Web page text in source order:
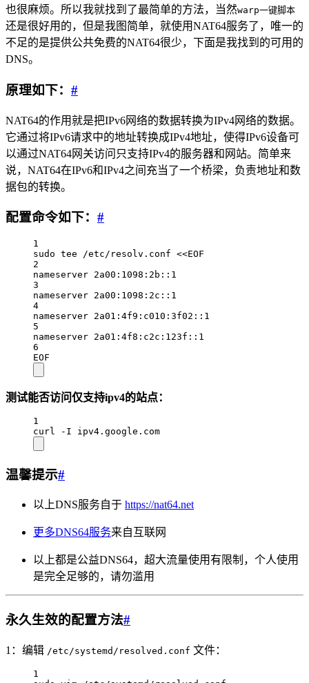
也很麻烦。所以我就找到了最简单的方法，当然warp一键脚本
还是很好用的，但是我图简单，就使用NAT64服务了，唯一的
不足的是提供公共免费的NAT64很少，下面是我找到的可用的
DNS。
原理如下： #
NAT64的作用就是把IPv6网络的数据转换为IPv4网络的数据。
它通过将IPv6请求中的地址转换成IPv4地址，使得IPv6设备可
以通过NAT64网关访问只支持IPv4的服务器和网站。简单来
说，NAT64在IPv6和IPv4之间充当了一个桥梁，负责地址和数
据包的转换。
配置命令如下： #
1
sudo tee /etc/resolv.conf <<EOF
2
nameserver 2a00:1098:2b::1
3
nameserver 2a00:1098:2c::1
4
nameserver 2a01:4f9:c010:3f02::1
5
nameserver 2a01:4f8:c2c:123f::1
6
EOF
测试能否访问仅支持ipv4的站点：
1
curl -I ipv4.google.com
温馨提示#
以上DNS服务自于 https://nat64.net
更多DNS64服务来自互联网
以上都是公益DNS64，超大流量使用有限制，个人使用
是完全足够的，请勿滥用
永久生效的配置方法#
1：编辑 /etc/systemd/resolved.conf 文件：
1